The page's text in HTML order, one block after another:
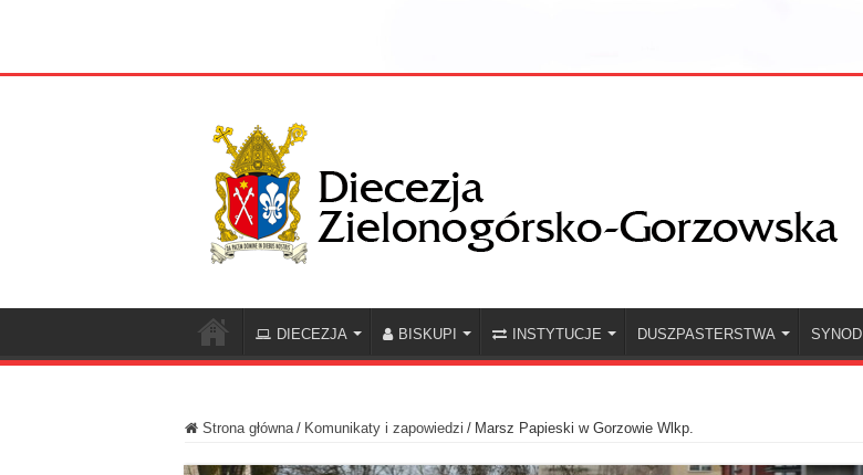
DIECEZJA BISKUPI INSTYTUCJE DUSZPASTERSTWA SYNOD
Strona główna / Komunikaty i zapowiedzi / Marsz Papieski w Gorzowie Wlkp.